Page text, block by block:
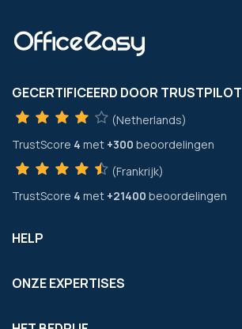
GECERTIFICEERD DOOR TRUSTPILOT
(Netherlands)
TrustScore 4 met +300 beoordelingen
(Frankrijk)
TrustScore 4 met +21400 beoordelingen
HELP
ONZE EXPERTISES